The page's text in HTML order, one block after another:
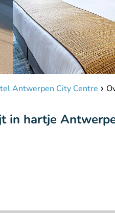
Antwerpen City Centre
in hartje